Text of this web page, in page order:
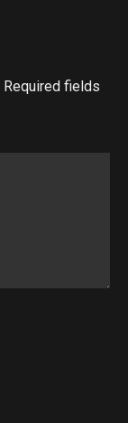
Required fields